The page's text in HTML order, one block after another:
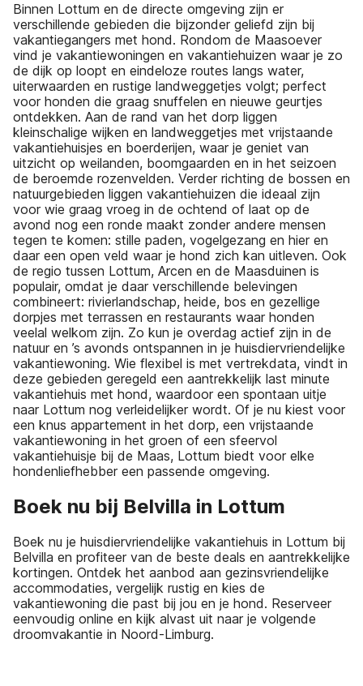
Binnen Lottum en de directe omgeving zijn er
verschillende gebieden die bijzonder geliefd zijn bij
vakantiegangers met hond. Rondom de Maasoever
vind je vakantiewoningen en vakantiehuizen waar je zo
de dijk op loopt en eindeloze routes langs water,
uiterwaarden en rustige landweggetjes volgt; perfect
voor honden die graag snuffelen en nieuwe geurtjes
ontdekken. Aan de rand van het dorp liggen
kleinschalige wijken en landweggetjes met vrijstaande
vakantiehuisjes en boerderijen, waar je geniet van
uitzicht op weilanden, boomgaarden en in het seizoen
de beroemde rozenvelden. Verder richting de bossen en
natuurgebieden liggen vakantiehuizen die ideaal zijn
voor wie graag vroeg in de ochtend of laat op de
avond nog een ronde maakt zonder andere mensen
tegen te komen: stille paden, vogelgezang en hier en
daar een open veld waar je hond zich kan uitleven. Ook
de regio tussen Lottum, Arcen en de Maasduinen is
populair, omdat je daar verschillende belevingen
combineert: rivierlandschap, heide, bos en gezellige
dorpjes met terrassen en restaurants waar honden
veelal welkom zijn. Zo kun je overdag actief zijn in de
natuur en ’s avonds ontspannen in je huisdiervriendelijke
vakantiewoning. Wie flexibel is met vertrekdata, vindt in
deze gebieden geregeld een aantrekkelijk last minute
vakantiehuis met hond, waardoor een spontaan uitje
naar Lottum nog verleidelijker wordt. Of je nu kiest voor
een knus appartement in het dorp, een vrijstaande
vakantiewoning in het groen of een sfeervol
vakantiehuisje bij de Maas, Lottum biedt voor elke
hondenliefhebber een passende omgeving.
Boek nu bij Belvilla in Lottum
Boek nu je huisdiervriendelijke vakantiehuis in Lottum bij
Belvilla en profiteer van de beste deals en aantrekkelijke
kortingen. Ontdek het aanbod aan gezinsvriendelijke
accommodaties, vergelijk rustig en kies de
vakantiewoning die past bij jou en je hond. Reserveer
eenvoudig online en kijk alvast uit naar je volgende
droomvakantie in Noord-Limburg.